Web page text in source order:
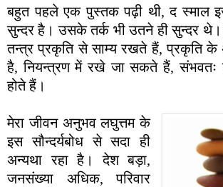
बहुत पहले एक पुस्तक पढ़ी थी, द स्माल
सुन्दर है। उसके तर्क भी उतने ही सुन्दर
तन्त्र प्रकृति से साम्य रखते हैं, प्रकृति के
है, नियन्त्रण में रखे जा सकते हैं, संभवतः
होते हैं।
मेरा जीवन अनुभव लघुत्तम के
इस सौन्दर्यबोध से सदा ही
अन्यथा रहा है। देश बड़ा,
जनसंख्या अधिक, परिवार